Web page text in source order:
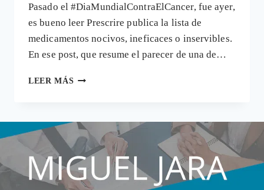
Pasado el #DiaMundialContraElCancer, fue ayer,
es bueno leer Prescrire publica la lista de
medicamentos nocivos, ineficaces o inservibles.
En ese post, que resume el parecer de una de…
LEER MÁS CÁNCER,
«MILAGRO»